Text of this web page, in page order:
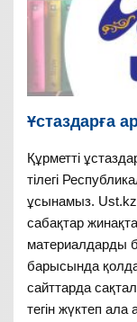
Ұстаздарға
Құрметті
тілегі
ұсынамыз. Ust.kz
сабақтар
материалдарды
барысында
сайттарда
тегін жүктеп ала